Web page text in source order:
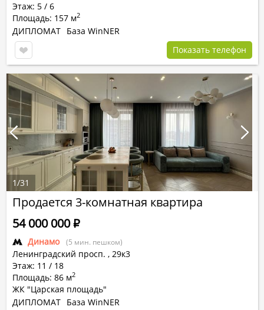
Этаж: 5 / 6
Площадь: 157 м2
ДИПЛОМАТ База WinNER
Показать телефон
Продается 3-комнатная квартира
Динамо (5 мин. пешком)
Ленинградский просп. , 29к3
Этаж: 11 / 18
Площадь: 86 м2
ЖК "Царская площадь"
54 000 000Р
ДИПЛОМАТ База WinNER
1/31